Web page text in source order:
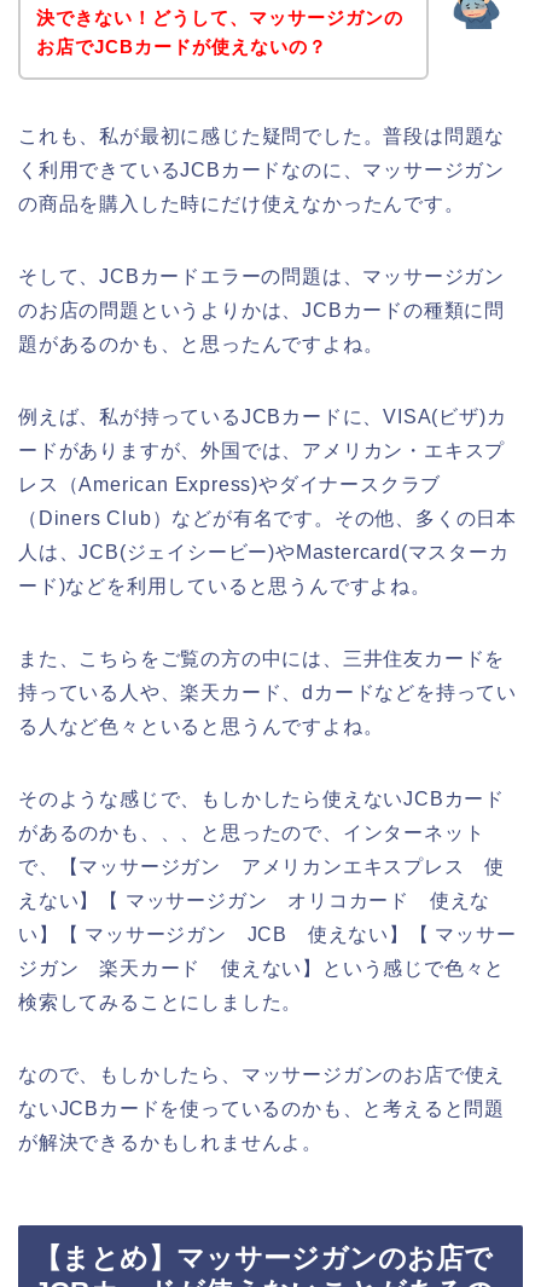
決できない！どうして、マッサージガンの
お店でJCBカードが使えないの？
これも、私が最初に感じた疑問でした。普段は問題な
く利用できているJCBカードなのに、マッサージガン
の商品を購入した時にだけ使えなかったんです。
そして、JCBカードエラーの問題は、マッサージガン
のお店の問題というよりかは、JCBカードの種類に問
題があるのかも、と思ったんですよね。
例えば、私が持っているJCBカードに、VISA(ビザ)カ
ードがありますが、外国では、アメリカン・エキスプ
レス（American Express)やダイナースクラブ
（Diners Club）などが有名です。その他、多くの日本
人は、JCB(ジェイシービー)やMastercard(マスターカ
ード)などを利用していると思うんですよね。
また、こちらをご覧の方の中には、三井住友カードを
持っている人や、楽天カード、dカードなどを持ってい
る人など色々といると思うんですよね。
そのような感じで、もしかしたら使えないJCBカード
があるのかも、、、と思ったので、インターネット
で、【マッサージガン アメリカンエキスプレス 使
えない】【 マッサージガン オリコカード 使えな
い】【 マッサージガン JCB 使えない】【 マッサー
ジガン 楽天カード 使えない】という感じで色々と
検索してみることにしました。
なので、もしかしたら、マッサージガンのお店で使え
ないJCBカードを使っているのかも、と考えると問題
が解決できるかもしれませんよ。
【まとめ】マッサージガンのお店で